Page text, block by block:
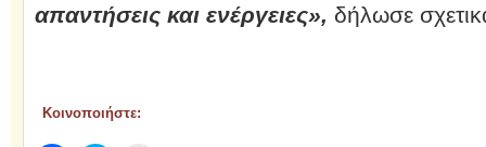
απαντήσεις και ενέργειες», δήλωσε
Κοινοποιήστε: